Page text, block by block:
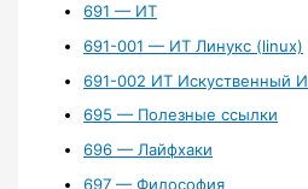
691 — ИТ
691-001 — ИТ Линукс (linux)
691-002 ИТ Искуственный
695 — Полезные ссылки
696 — Лайфхаки
697 — Философия